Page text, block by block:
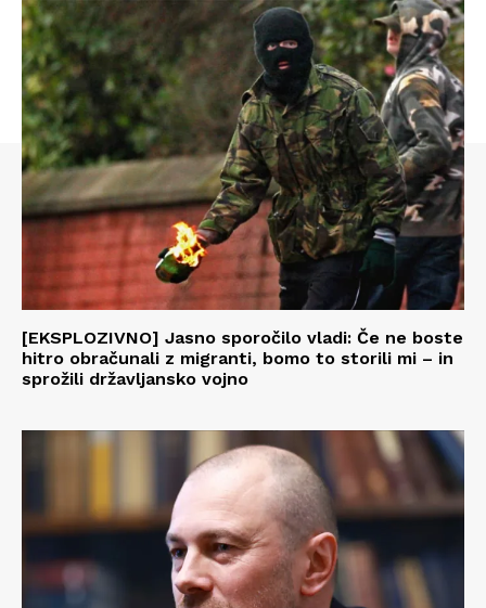
[EKSPLOZIVNO] Jasno sporočilo vladi: Če ne boste
hitro obračunali z migranti, bomo to storili mi – in
sprožili državljansko vojno